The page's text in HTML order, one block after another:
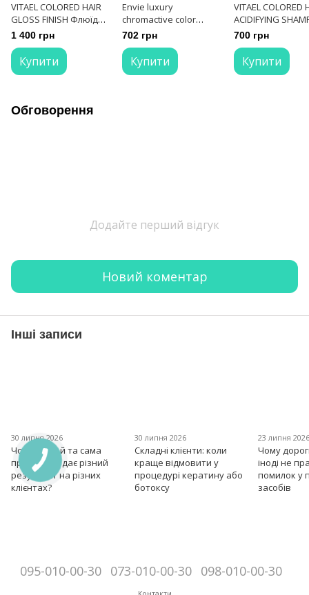
VITAEL COLORED HAIR
GLOSS FINISH Флюїд
шовковий для
фарбованного
волосся 150 мл
1 400 грн
Купити
Envie luxury
chromaсtive color
protector шампунь для
збереження кольору з
екстрактом гранату
250 мл
702 грн
Купити
VITAEL COLORED
ACIDIFYING
Шампунь для
фарбованого
300 мл
700 грн
Купити
Обговорення
Додайте перший відгук
Новий коментар
Інші записи
30 липня 2026
Чому одна й та сама
процедура дає різний
результат на різних
клієнтах?
30 липня 2026
Складні клієнти: коли
краще відмовити у
процедурі кератину або
ботоксу
23 липня
Чому
іноді не
помилок у
засобів
095-010-00-30 073-010-00-30 098-010-00-30